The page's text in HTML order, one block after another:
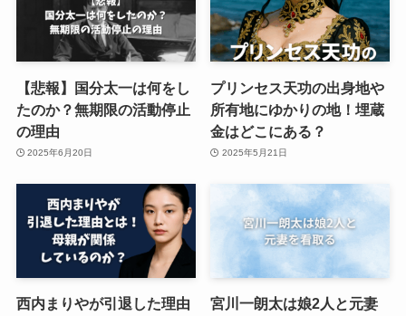
【悲報】国分太一は何をし
たのか？無期限の活動停止
の理由
2025年6月20日
プリンセス天功の出身地や
所有地にゆかりの地！埋蔵
金はどこにある？
2025年5月21日
西内まりやが引退した理由
宮川一朗太は娘2人と元妻